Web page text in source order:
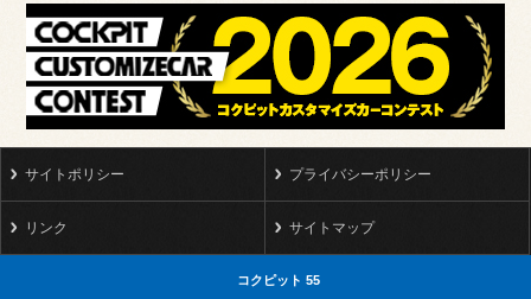
合、当店が行う本サービス以外のE-mailによるご案内、情報の
送信等を行う場合がございますので、あらかじめご了承くださ
い。
第7条（本会員による配信の停止）
前に本サービス内、ないしは当店所定の方法に従い必ず当店に
配信先メールアドレスに送信した本メールマガジンが数回以上
サイトポリシー プライバシーポリシー
リンク サイトマップ
コクピット 55